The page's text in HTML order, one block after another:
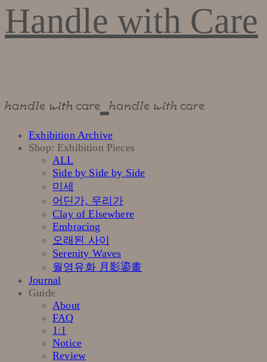
Handle with Care
Exhibition Archive
Shop: Exhibition Pieces
ALL
Side by Side by Side
미세
어딘가, 우리가
Clay of Elsewhere
Embracing
오래된 사이
Serenity Waves
월영유화 月影鎏畫
Journal
Guide
About
FAQ
1:1
Notice
Review